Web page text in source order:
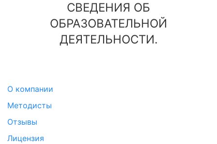
СВЕДЕНИЯ ОБ
ОБРАЗОВАТЕЛЬНОЙ
ДЕЯТЕЛЬНОСТИ.
О компании
Методисты
Отзывы
Лицензия